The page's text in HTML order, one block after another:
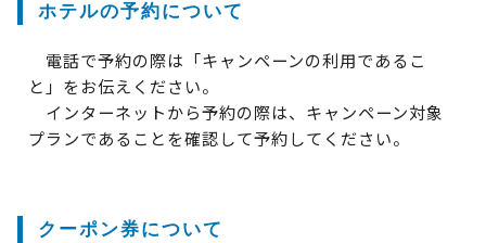
ホテルの予約について
電話で予約の際は「キャンペーンの利用であるこ
と」をお伝えください。
インターネットから予約の際は、キャンペーン対象
プランであることを確認して予約してください。
クーポン券について